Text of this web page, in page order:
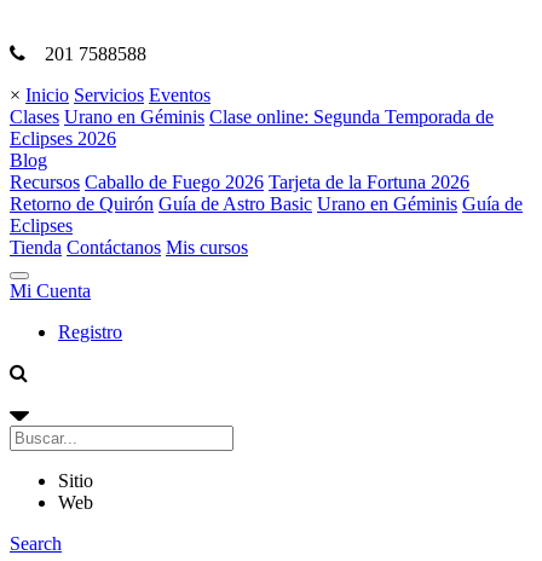
201 7588588
× Inicio Servicios Eventos
Clases Urano en Géminis Clase online: Segunda Temporada de
Eclipses 2026
Blog
Recursos Caballo de Fuego 2026 Tarjeta de la Fortuna 2026
Retorno de Quirón Guía de Astro Basic Urano en Géminis Guía de
Eclipses
Tienda Contáctanos Mis cursos
Mi Cuenta
Registro
Sitio
Web
Search